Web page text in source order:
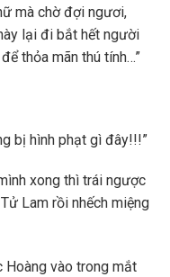
mà chờ đợi ngươi,
lại đi bắt hết người
thỏa mãn thú tính…”
bị hình phạt gì đây!!!”
xong thì trái ngược
Lam rồi nhếch miệng
Hoàng vào trong mắt